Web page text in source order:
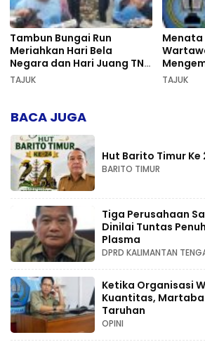
Tambun Bungai Run
Meriahkan Hari Bela
Negara dan Hari Juang TNI
AD di Palangka Raya
TAJUK
Pers
TAJUK
BACA JUGA
Hut Barito Timur Ke
BARITO TIMUR
Tiga Perusahaan
Dinilai Tuntas
Plasma
DPRD KALIMANTAN
Ketika Organisasi
Kuantitas,
Taruhan
OPINI